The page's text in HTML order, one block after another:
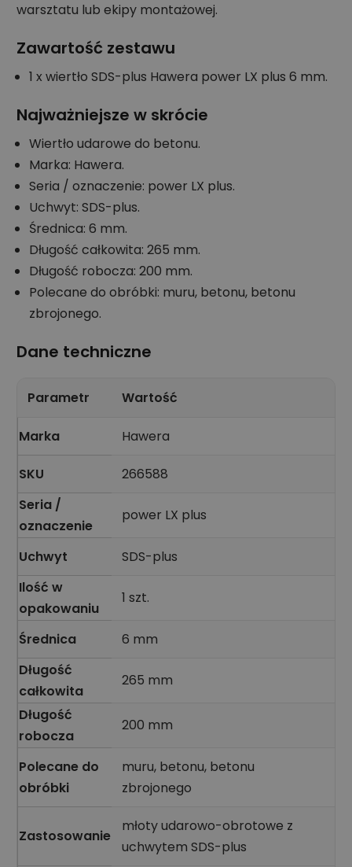
warsztatu lub ekipy montażowej.
Zawartość zestawu
1 x wiertło SDS-plus Hawera power LX plus 6 mm.
Najważniejsze w skrócie
Wiertło udarowe do betonu.
Marka: Hawera.
Seria / oznaczenie: power LX plus.
Uchwyt: SDS-plus.
Średnica: 6 mm.
Długość całkowita: 265 mm.
Długość robocza: 200 mm.
Polecane do obróbki: muru, betonu, betonu
zbrojonego.
Dane techniczne
Parametr Wartość
Marka Hawera
SKU
266588
Seria /
oznaczenie
power LX plus
Uchwyt
SDS-plus
Ilość w
opakowaniu
1 szt.
Średnica
6 mm
Długość
całkowita
265 mm
Długość
robocza
200 mm
Polecane do
obróbki
muru, betonu, betonu
zbrojonego
Zastosowanie
młoty udarowo-obrotowe z
uchwytem SDS-plus